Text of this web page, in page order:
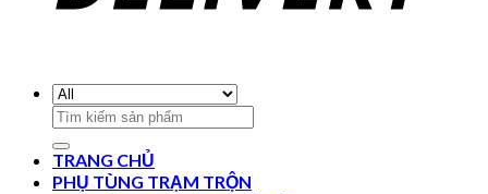
Search
for:
TRANG CHỦ
PHỤ TÙNG TRẠM TRỘN